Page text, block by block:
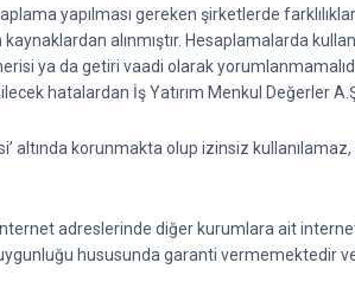
yapılması gereken şirketlerde
alınmıştır. Hesaplamalarda
ya da getiri vaadi olarak
hatalardan İş Yatırım Menkul Değerler
altında korunmakta olup izinsiz
adreslerinde diğer kurumlara ait
hususunda garanti vermemektedir